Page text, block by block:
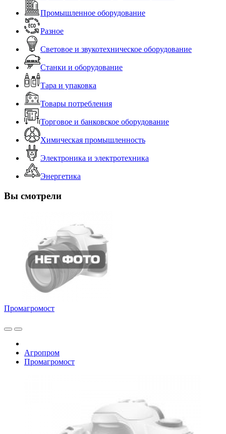
Промышленное оборудование
Разное
Световое и звукотехническое оборудование
Станки и оборудование
Тара и упаковка
Товары потребления
Торговое и банковское оборудование
Химическая промышленность
Электроника и электротехника
Энергетика
Вы смотрели
Промагромост
Агропром
Промагромост